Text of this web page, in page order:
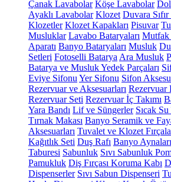
Çanak Lavabolar Köşe Lavabolar
Ayaklı Lavabolar Klozet Duvara
Klozetler Klozet Kapakları Pisuvar
Musluklar Lavabo Bataryaları Mutfak
Aparatı Banyo Bataryaları Musluk
Setleri Fotoselli Batarya Ara Musluk
Batarya ve Musluk Yedek Parçaları
Eviye Sifonu Yer Sifonu Sifon
Rezervuar ve Aksesuarları Rezervuar
Rezervuar Seti Rezervuar İç Takımı
Yara Bandı Lif ve Süngerler Sıcak Su
Tırnak Makası Banyo Seramik ve
Aksesuarları Tuvalet ve Klozet
Kağıtlık Seti Duş Rafı Banyo Aynaları
Taburesi Sabunluk Sıvı Sabunluk
Pamukluk Diş Fırçası Koruma Kabı
Dispenserler Sıvı Sabun Dispenseri